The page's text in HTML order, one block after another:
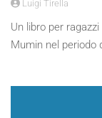
Luigi Tirella
Un libro per
Mumin nel periodo